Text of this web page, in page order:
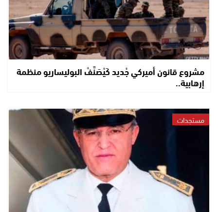
مشروع قانون أميركي جْديد كَيْصَنَّفْ البوليساريو منظمة
إرهابية..
مستجدات